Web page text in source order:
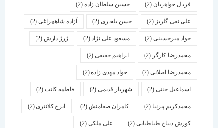
فریال جواهریان(2) حسین سلطان زاده(2)
علی نقی گلریز(2) حسن بلخاری(2) آزاده شاهچراغی(2)
جواد میرحسینی (2) مسعود علی نژاد(2) ژرژ دارش (2)
محمدرضا کارگر(2) ابراهیم حقیقی(2)
محمدرضا اصلانی(2) جواد مهدی زاده(2)
اسماعیل جنتی(2) شهریار قدیمی(2) فاطمه کاتب(2)
محمدکریم پیرنیا (2) کامران صفامنش(2) ایرج کلانتری (2)
کورش دیباج طباطبایی(2) علی ملکی(2)